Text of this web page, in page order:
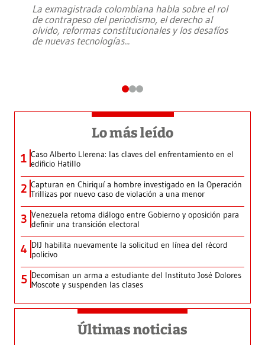
La exmagistrada colombiana habla sobre el rol
de contrapeso del periodismo, el derecho al
olvido, reformas constitucionales y los desafíos
de nuevas tecnologías...
Lo más leído
1 Caso Alberto Llerena: las claves del enfrentamiento en el
edificio Hatillo
2 Capturan en Chiriquí a hombre investigado en la Operación
Trillizas por nuevo caso de violación a una menor
3 Venezuela retoma diálogo entre Gobierno y oposición para
definir una transición electoral
4 DIJ habilita nuevamente la solicitud en línea del récord
policivo
5 Decomisan un arma a estudiante del Instituto José Dolores
Moscote y suspenden las clases
Últimas noticias